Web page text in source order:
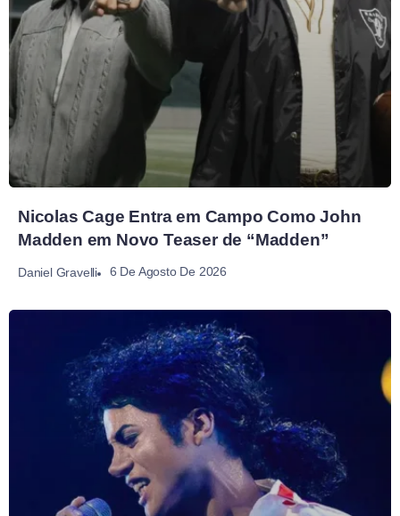
Nicolas Cage Entra em Campo Como John
Madden em Novo Teaser de “Madden”
Daniel Gravelli 6 De Agosto De 2026